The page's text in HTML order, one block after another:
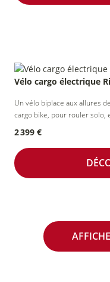
Vélo cargo électrique
Un vélo biplace aux allures
cargo bike, pour rouler solo,
2 399 €